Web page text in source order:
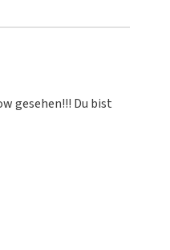
gesehen!!! Du bist